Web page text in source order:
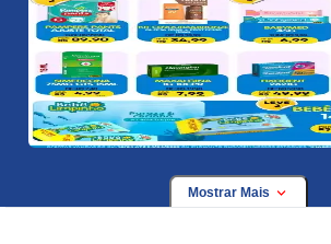
Mostrar Mais